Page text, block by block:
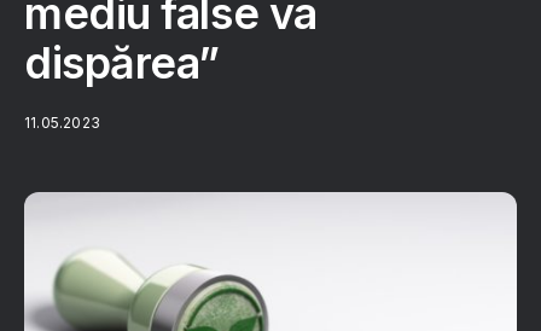
mediu false va
dispărea”
11.05.2023